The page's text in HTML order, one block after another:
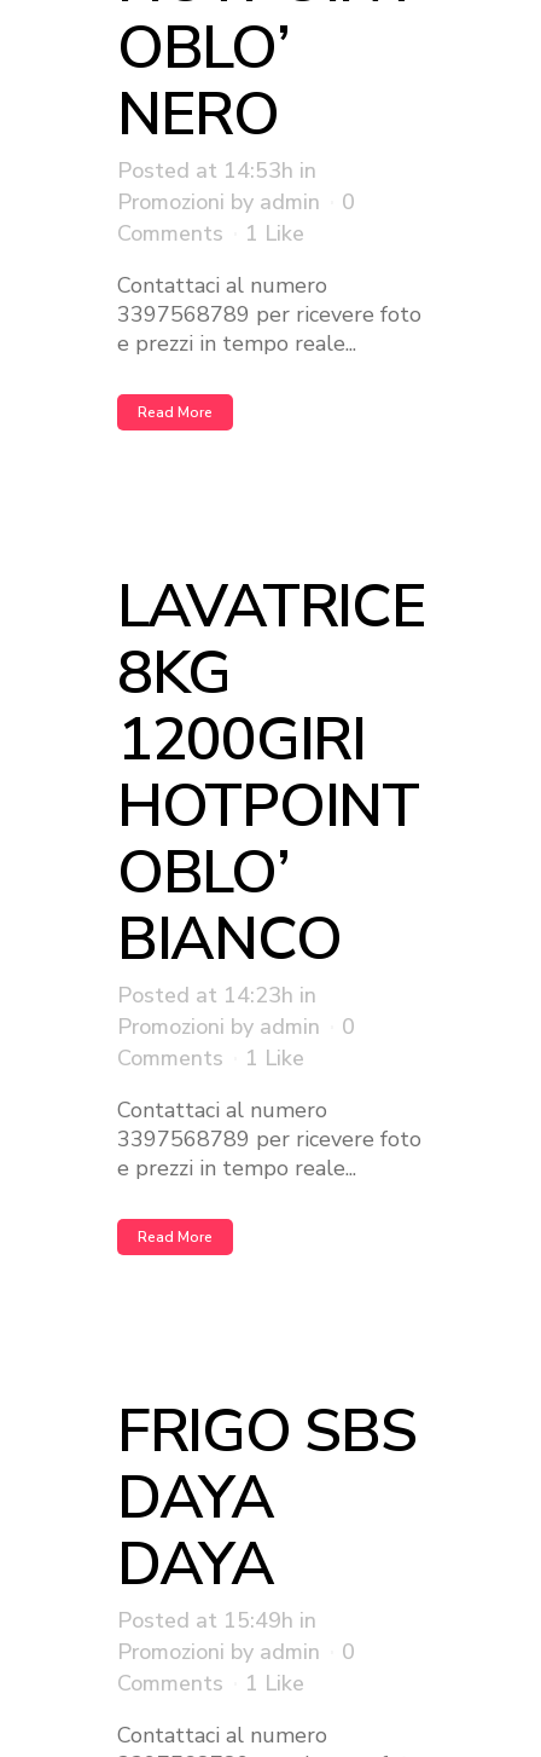
OBLO’
NERO
Posted at 14:53h in
Promozioni by admin
0
Comments
1 Like
Contattaci al numero
3397568789 per ricevere foto
e prezzi in tempo reale...
Read More
LAVATRICE
8KG
1200GIRI
HOTPOINT
OBLO’
BIANCO
Posted at 14:23h in
Promozioni by admin
0
Comments
1 Like
Contattaci al numero
3397568789 per ricevere foto
e prezzi in tempo reale...
Read More
FRIGO SBS
DAYA
DAYA
Posted at 15:49h in
Promozioni by admin
0
Comments
1 Like
Contattaci al numero